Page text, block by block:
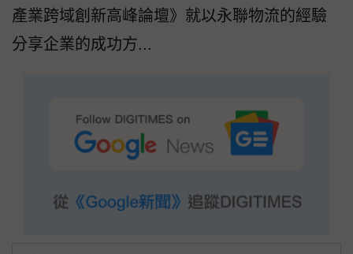
產業跨域創新高峰論壇》就以永聯物流的經驗
分享企業的成功方...